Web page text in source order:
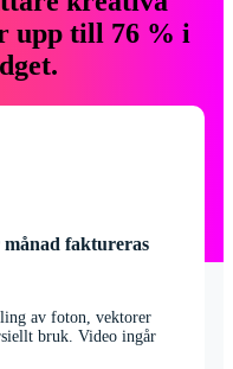
upp till 76 % i
månad faktureras
av foton, vektorer
bruk. Video ingår